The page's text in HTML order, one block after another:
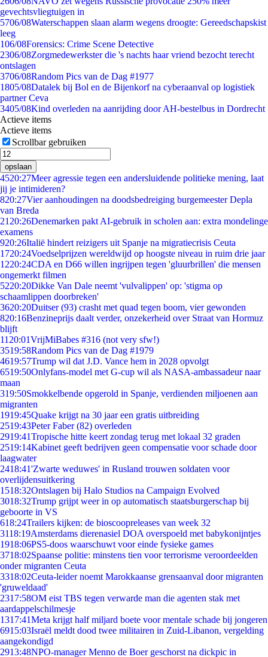
gevechtsvliegtuigen in
5706/08Waterschappen slaan alarm wegens droogte: Gereedschapskist
leeg
106/08Forensics: Crime Scene Detective
2306/08Zorgmedewerkster die 's nachts haar vriend bezocht terecht
ontslagen
3706/08Random Pics van de Dag #1977
1805/08Datalek bij Bol en de Bijenkorf na cyberaanval op logistiek
partner Ceva
3405/08Kind overleden na aanrijding door AH-bestelbus in Dordrecht
Actieve items
Actieve items
Scrollbar gebruiken
opslaan
4520:27Meer agressie tegen een andersluidende politieke mening, laat
jij je intimideren?
820:27Vier aanhoudingen na doodsbedreiging burgemeester Depla
van Breda
21 20:26Denemarken pakt AI-gebruik in scholen aan: extra mondelinge
examens
920:26Italië hindert reizigers uit Spanje na migratiecrisis Ceuta
1720:24Voedselprijzen wereldwijd op hoogste niveau in ruim drie jaar
1220:24CDA en D66 willen ingrijpen tegen 'gluurbrillen' die mensen
ongemerkt filmen
5220:20Dikke Van Dale neemt 'vulvalippen' op: 'stigma op
schaamlippen doorbreken'
3620:20Duitser (93) crasht met quad tegen boom, vier gewonden
820:16Benzineprijs daalt verder, onzekerheid over Straat van Hormuz
blijft
11 20:01VrijMiBabes #316 (not very sfw!)
3519:58Random Pics van de Dag #1979
4619:57Trump wil dat J.D. Vance hem in 2028 opvolgt
6519:50Onlyfans-model met G-cup wil als NASA-ambassadeur naar
maan
319:50Smokkelbende opgerold in Spanje, verdienden miljoenen aan
migranten
1919:45Quake krijgt na 30 jaar een gratis uitbreiding
2519:43Peter Faber (82) overleden
2919:41Tropische hitte keert zondag terug met lokaal 32 graden
2519:14Kabinet geeft bedrijven geen compensatie voor schade door
laagwater
2418:41'Zwarte weduwes' in Rusland trouwen soldaten voor
overlijdensuitkering
1518:32Ontslagen bij Halo Studios na Campaign Evolved
3018:32Trump grijpt weer in op automatisch staatsburgerschap bij
geboorte in VS
618:24Trailers kijken: de bioscoopreleases van week 32
3118:19Amsterdams dierenasiel DOA overspoeld met babykonijntjes
1918:06PS5-doos waarschuwt voor einde fysieke games
3718:02Spaanse politie: minstens tien voor terrorisme veroordeelden
onder migranten Ceuta
3318:02Ceuta-leider noemt Marokkaanse grensaanval door migranten
'gruweldaad'
2317:58OM eist TBS tegen verwarde man die agenten stak met
aardappelschilmesje
1317:41Meta krijgt half miljard boete voor mentale schade bij jongeren
6915:03Israël meldt dood twee militairen in Zuid-Libanon, vergelding
aangekondigd
2913:48NPO-manager Menno de Boer geschorst na dickpic in